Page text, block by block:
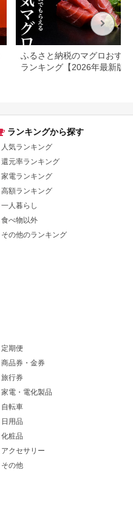
ふるさと納税のマグロおすす
ランキング【2026年最新版】
ランキングから探す
人気ランキング
還元率ランキング
家電ランキング
高額ランキング
一人暮らし
食べ物以外
その他のランキング
定期便
商品券・金券
旅行券
家電・電化製品
自転車
日用品
化粧品
アクセサリー
その他